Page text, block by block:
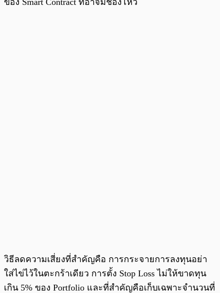
วิธีลดความเสี่ยงที่สำคัญคือ การกระจายการลงทุนอย่า
ใส่ไข่ไว้ในตะกร้าเดียว การตั้ง Stop Loss ไม่ให้ขาดทุน
เกิน 5% ของ Portfolio และที่สำคัญคือเก็บเฉพาะจำนวนที่